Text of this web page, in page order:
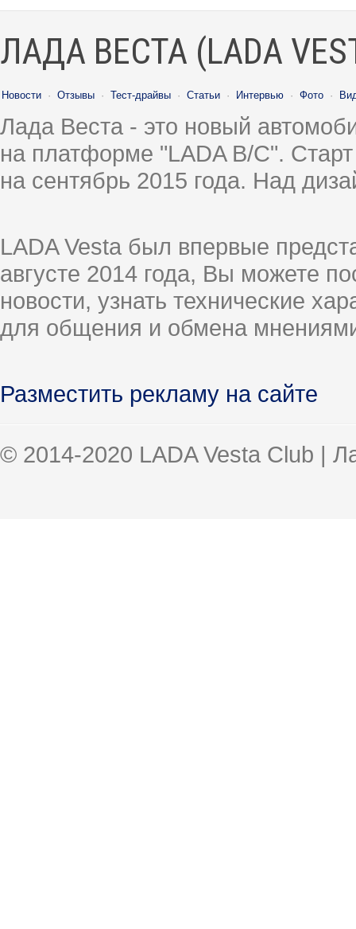
ЛАДА ВЕСТА (LADA
Новости · Отзывы · Тест-драйвы · Статьи · Интервью · Фото ·
Лада Веста - это новый
на платформе "LADA B/C".
на сентябрь 2015 года. Над
LADA Vesta был впервые
августе 2014 года, Вы можете
новости, узнать технические
для общения и обмена
Разместить рекламу на сайте
© 2014-2020 LADA Vesta Club |